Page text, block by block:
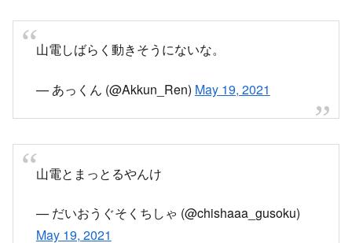
— あっくん (@Akkun_Ren)May 19, 2021
山電とまっとるやんけ
May 19, 2021
山電保守用車脱線て…